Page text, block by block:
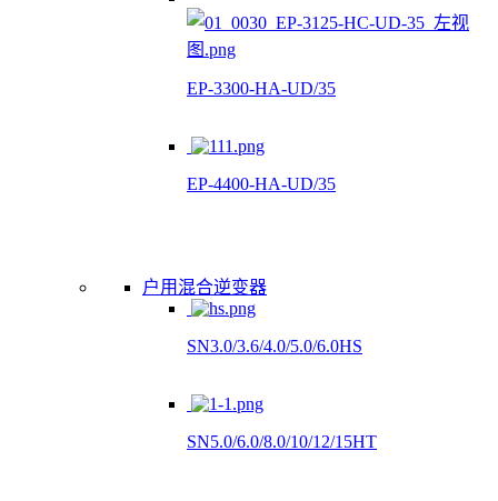
EP-3300-HA-UD/35
EP-4400-HA-UD/35
户用混合逆变器
SN3.0/3.6/4.0/5.0/6.0HS
SN5.0/6.0/8.0/10/12/15HT